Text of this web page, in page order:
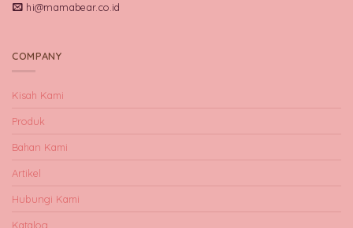
hi@mamabear.co.id
COMPANY
Kisah Kami
Produk
Bahan Kami
Artikel
Hubungi Kami
Katalog